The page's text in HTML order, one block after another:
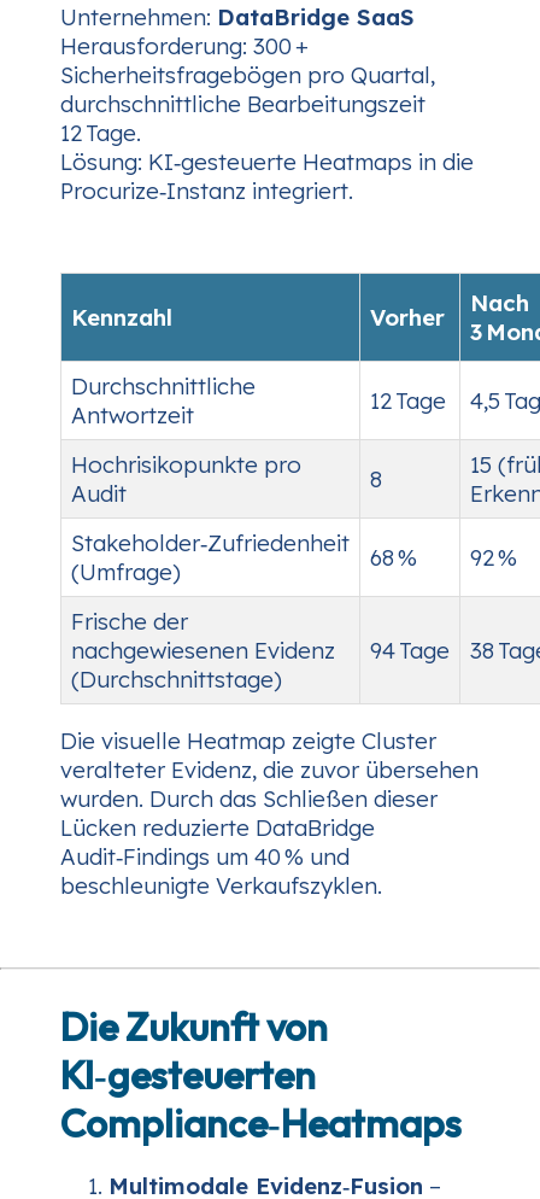
Unternehmen: DataBridge SaaS
Herausforderung: 300 +
Sicherheitsfragebögen pro Quartal,
durchschnittliche Bearbeitungszeit
12 Tage.
Lösung: KI‑gesteuerte Heatmaps in die
Procurize‑Instanz integriert.
Kennzahl Vorher
Nach
3
Durchschnittliche
Antwortzeit
12 Tage 4,5
Hochrisikopunkte pro
Audit
8
15
Stakeholder‑Zufriedenheit
(Umfrage)
68 % 92 %
Frische der
nachgewiesenen Evidenz
(Durchschnittstage)
94 Tage 38
Die visuelle Heatmap zeigte Cluster
veralteter Evidenz, die zuvor übersehen
wurden. Durch das Schließen dieser
Lücken reduzierte DataBridge
Audit‑Findings um 40 % und
beschleunigte Verkaufszyklen.
Die Zukunft von
KI‑gesteuerten
Compliance‑Heatmaps
Multimodale Evidenz‑Fusion –